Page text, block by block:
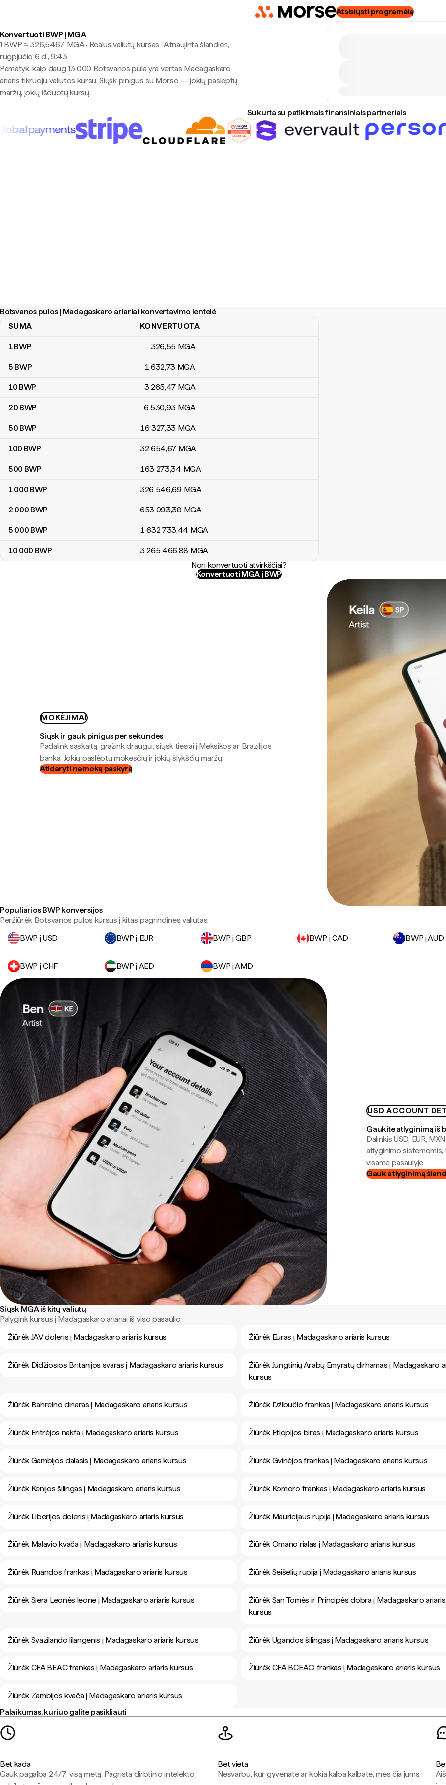
Atsisiųsti programėlę
Konvertuoti BWP į MGA
1 BWP ≈ 326,5467 MGA · Realus valiutų kursas ·Atnaujinta šiandien,
rugpjūčio 6 d., 9:43
Pamatyk, kaip daug 13 000 Botsvanos pula yra vertas Madagaskaro
ariaris tikruoju valiutos kursu. Siųsk pinigus su Morse — jokių paslėptų
maržų, jokių išduotų kursų.
Sukurta su patikimais finansiniais partneriais
Botsvanos pulos į Madagaskaro ariariai konvertavimo lentelė
Botsvanos pulos į Madagaskaro ariariai konvertavimo lentelė
SUMA KONVERTUOTA
1BWP 326,55 MGA
5 BWP 1 632,73 MGA
10 BWP 3 265,47 MGA
20 BWP 6 530,93 MGA
50 BWP 16 327,33 MGA
100 BWP 32 654,67 MGA
500 BWP 163 273,34 MGA
1 000 BWP 326 546,69 MGA
2 000 BWP 653 093,38 MGA
5 000 BWP 1 632 733,44 MGA
10 000 BWP 3 265 466,88 MGA
Nori konvertuoti atvirkščiai?
Konvertuoti MGA į BWP
MOKĖJIMAI
Siųsk ir gauk pinigus per sekundes
Padalink sąskaitą, grąžink draugui, siųsk tiesiai į Meksikos ar Brazilijos
banką. Jokių paslėptų mokesčių ir jokių šlykščių maržų.
Atidaryti nemoką paskyrą
Populiarios BWP konversijos
Peržiūrėk Botsvanos pulos kursus į kitas pagrindines valiutas.
BWP į USD
BWP į EUR BWP į GBP BWP į CAD BWP į AUD
BWP į CHF BWP į AED BWP į AMD
USD ACCOUNT
Gaukite atlyginimą iš
Dalinkis USD, EUR,
atlyginimo
visame pasaulyje.
Gauk atlyginimą
Siųsk MGA iš kitų valiutų
Palygink kursus į Madagaskaro ariariai iš viso pasaulio.
Žiūrėk JAV doleris į Madagaskaro ariaris kursus
Žiūrėk Euras į Madagaskaro ariaris kursus
Žiūrėk Didžiosios Britanijos svaras į Madagaskaro ariaris kursus
Žiūrėk Jungtinių Arabų Emyratų dirhamas į Madagaskaro
kursus
Žiūrėk Bahreino dinaras į Madagaskaro ariaris kursus Žiūrėk Džibučio frankas į Madagaskaro ariaris kursus
Žiūrėk Eritrėjos nakfa į Madagaskaro ariaris kursus Žiūrėk Etiopijos biras į Madagaskaro ariaris kursus
Žiūrėk Gambijos dalasis į Madagaskaro ariaris kursus Žiūrėk Gvinėjos frankas į Madagaskaro ariaris kursus
Žiūrėk Kenijos šilingas į Madagaskaro ariaris kursus Žiūrėk Komoro frankas į Madagaskaro ariaris kursus
Žiūrėk Liberijos doleris į Madagaskaro ariaris kursus Žiūrėk Mauricijaus rupija į Madagaskaro ariaris kursus
Žiūrėk Malavio kvača į Madagaskaro ariaris kursus Žiūrėk Omano rialas į Madagaskaro ariaris kursus
Žiūrėk Ruandos frankas į Madagaskaro ariaris kursus Žiūrėk Seišelių rupija į Madagaskaro ariaris kursus
Žiūrėk Siera Leonės leonė į Madagaskaro ariaris kursus
Žiūrėk San Tomės ir Principės dobra į Madagaskaro ariaris
kursus
Žiūrėk Svazilando lilangenis į Madagaskaro ariaris kursus Žiūrėk Ugandos šilingas į Madagaskaro ariaris kursus
Žiūrėk CFA BEAC frankas į Madagaskaro ariaris kursus Žiūrėk CFA BCEAO frankas į Madagaskaro ariaris kursus
Žiūrėk Zambijos kvača į Madagaskaro ariaris kursus
Palaikumas, kuriuo galite pasikliauti
Bet kada
Gauk pagalbą 24/7, visą metą. Pagrįsta dirbtinio intelekto,
Bet vieta
Nesvarbu, kur gyvenate ar kokia kalba kalbate, mes čia jums.